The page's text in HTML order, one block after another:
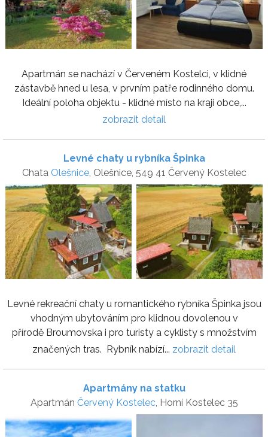
Apartmán se nachází v Červeném Kostelci, v klidné
zástavbě hned u lesa, v prvním patře rodinného domu.
Ideální poloha objektu - klidné místo na kraji obce,...
zobrazit detail
Levné chaty u rybníka Špinka
Chata Olešnice, Olešnice, 549 41 Červený Kostelec
Levné rekreační chaty u romantického rybníka Špinka jsou
vhodným ubytováním pro klidnou dovolenou v
přírodě Broumovska i pro turisty a cyklisty s množstvím
značených tras. Rybník nabízí... zobrazit detail
Apartmány na statku
Apartmán Červený Kostelec, Horní Kostelec 35